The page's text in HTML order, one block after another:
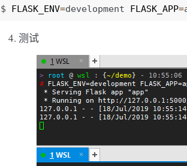
$ FLASK_ENV=development FLASK_APP=
测试